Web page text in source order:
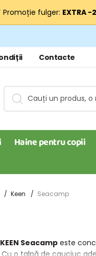
Promoție fulger: EXTRA
Contacte
Haine pentru copii
Keen Seacamp
KEEN Seacamp este
o talpă de cauciuc